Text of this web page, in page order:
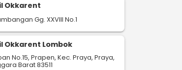
Okkarent
Gg. XXVIII No.1
Okkarent Lombok
No.15, Prapen, Kec. Praya, Praya,
Barat 83511